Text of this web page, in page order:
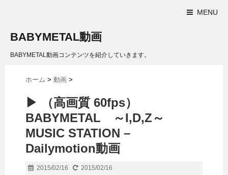
MENU
BABYMETAL動画
BABYMETAL動画コンテンツを紹介していきます。
ホーム > 動画 >
▶ （高画質 60fps）
BABYMETAL ～I,D,Z～
MUSIC STATION –
Dailymotion動画
2015/02/16 2015/02/16